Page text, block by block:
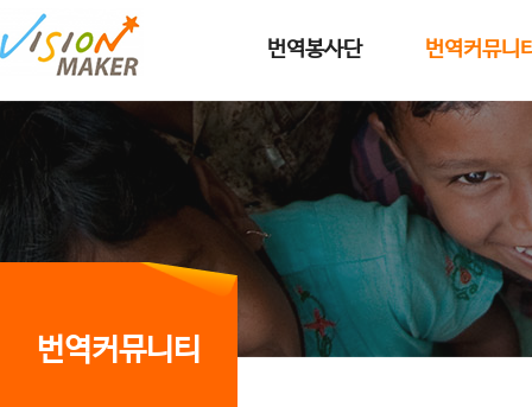
메인메뉴로 이동
메인메뉴 건너뛰고 본문으로 이동
번역봉사단 번역커뮤니
번역커뮤니티